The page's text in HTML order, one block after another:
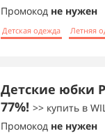
Промокод не нужен
Детская одежда Летняя
Детские юбки
77%! >> купить в
Промокод не нужен